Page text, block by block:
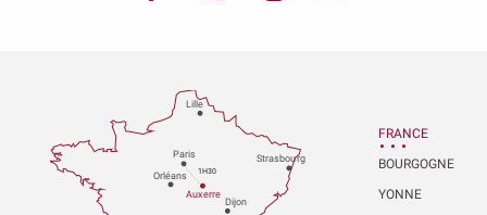
Paris
Dijon
Orléans
Auxerre
Strasbourg
Lille
1H30
FRANCE
BOURGOGNE
YONNE